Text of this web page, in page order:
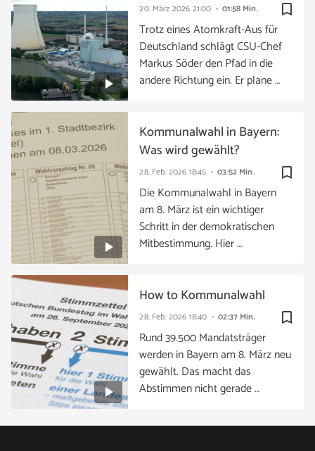
bookmark_border
20. März 2026 21:00 01:58 Min.
Trotz eines Atomkraft-Aus für
Deutschland schlägt CSU-Chef
Markus Söder den Pfad in die
andere Richtung ein. Er plane …
bookmark_border
28. Feb. 2026 18:45 03:52 Min.
Kommunalwahl in Bayern:
Was wird gewählt?
Die Kommunalwahl in Bayern
am 8. März ist ein wichtiger
Schritt in der demokratischen
Mitbestimmung. Hier …
bookmark_border
28. Feb. 2026 18:40 02:37 Min.
How to Kommunalwahl
Rund 39.500 Mandatsträger
werden in Bayern am 8. März neu
gewählt. Das macht das
Abstimmen nicht gerade …